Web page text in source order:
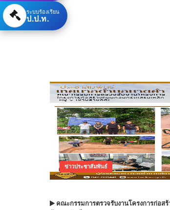
ข่าวประชาสัมพันธ์
คณะกรรมการตรวจรับงานโครงการก่อส
ระบบร้องเรียน
ป.ป.ท.